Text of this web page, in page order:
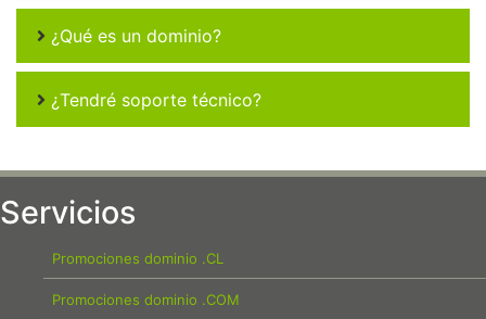
¿Qué es un dominio?
¿Tendré soporte técnico?
Servicios
Promociones dominio .CL
Promociones dominio .COM